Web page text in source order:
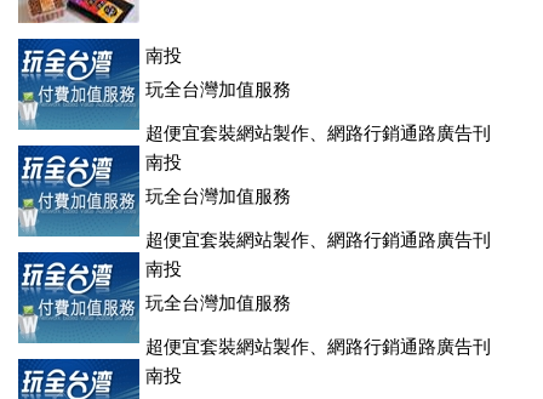
南投
玩全台灣加值服務
超便宜套裝網站製作、網路行銷通路廣告刊
登、訂房系統、客房委託旅行社銷售，全面優惠中....
南投
玩全台灣加值服務
超便宜套裝網站製作、網路行銷通路廣告刊
登、訂房系統、客房委託旅行社銷售，全面優惠中....
南投
玩全台灣加值服務
超便宜套裝網站製作、網路行銷通路廣告刊
登、訂房系統、客房委託旅行社銷售，全面優惠中....
南投